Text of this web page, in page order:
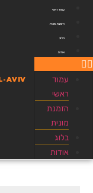
עמוד ראשי
הזמנת מונית
בלוג
אודות
עמוד
ראשי
הזמנת
מונית
בלוג
אודות
AVIV